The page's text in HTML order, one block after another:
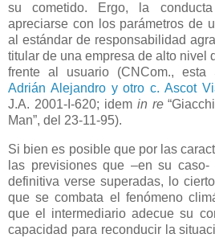
su cometido. Ergo, la
apreciarse con los parámetros de
al estándar de responsabilidad
titular de una empresa de alto nivel
frente al usuario (CNCom., esta
Adrián Alejandro y otro c. Ascot
J.A. 2001-I-620; idem in re
Man”, del 23-11-95).
Si bien es posible que por las
las previsiones que –en su
definitiva verse superadas, lo
que se combata el fenómeno
que el intermediario adecue su
capacidad para reconducir la